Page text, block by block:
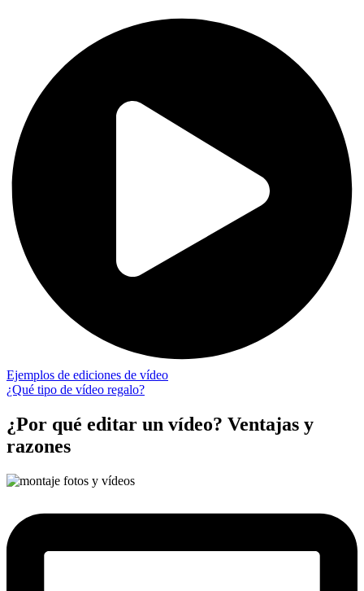
Ejemplos de ediciones de vídeo
¿Qué tipo de vídeo regalo?
¿Por qué editar un vídeo? Ventajas y
razones